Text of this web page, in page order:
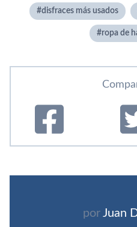
disfraces más usados
ropa de
por Juan